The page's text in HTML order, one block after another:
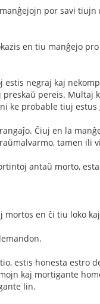
por savi
en tiu manĝejo
negraj kaj
pereis.
ke probable tiuj
Ĉiuj en la
tamen ili
antaŭ morto,
en ĉi tiu loko
estis honesta estro
kaj mortigante
lin.